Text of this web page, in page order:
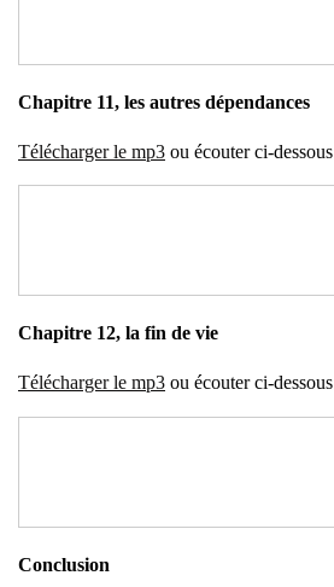
Cha­pitre 11, les autres dépen­dances
Télé­char­ger le mp3 ou écou­ter ci-des­sous
Cha­pitre 12, la fin de vie
Télé­char­ger le mp3 ou écou­ter ci-des­sous
Conclu­sion